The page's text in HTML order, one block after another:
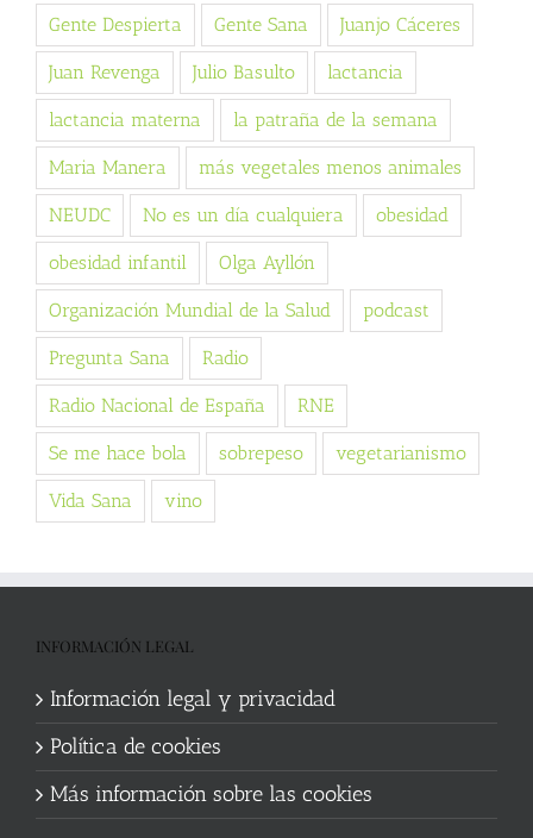
Gente Despierta Gente Sana Juanjo Cáceres
Juan Revenga Julio Basulto lactancia
lactancia materna la patraña de la semana
Maria Manera más vegetales menos animales
NEUDC No es un día cualquiera obesidad
obesidad infantil Olga Ayllón
Organización Mundial de la Salud podcast
Pregunta Sana Radio
Radio Nacional de España RNE
Se me hace bola sobrepeso vegetarianismo
Vida Sana vino
INFORMACIÓN LEGAL
Información legal y privacidad
Política de cookies
Más información sobre las cookies